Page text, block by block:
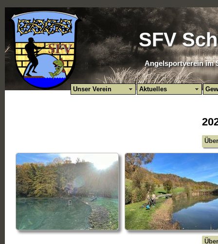
SFV
Angelsportverein im
Unser Verein Aktuelles